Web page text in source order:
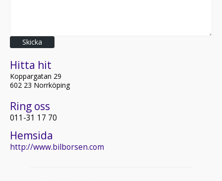
Skicka
Hitta hit
Koppargatan 29
602 23 Norrköping
Ring oss
011-31 17 70
Hemsida
http://www.bilborsen.com